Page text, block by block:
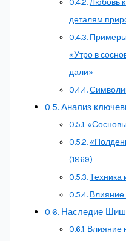
Любовь
деталям
Примеры
«Утро в
дали»
Анализ
(1869)
Техника
Влияние
Наследие
Влияние